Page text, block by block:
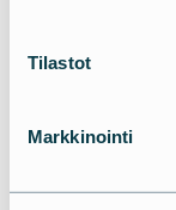
Tilastot
Markkinointi